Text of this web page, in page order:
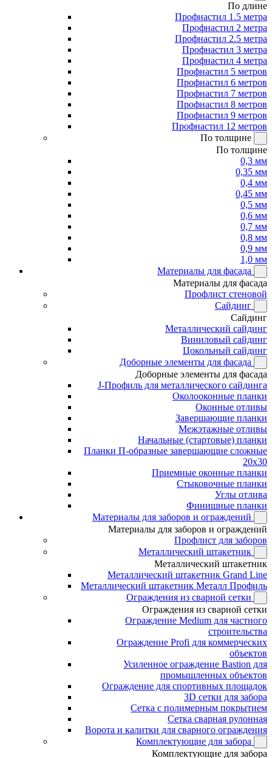
По длине
Профнастил 1.5 метра
Профнастил 2 метра
Профнастил 2.5 метра
Профнастил 3 метра
Профнастил 4 метра
Профнастил 5 метров
Профнастил 6 метров
Профнастил 7 метров
Профнастил 8 метров
Профнастил 9 метров
Профнастил 12 метров
По толщине
По толщине
0,3 мм
0,35 мм
0,4 мм
0,45 мм
0,5 мм
0,6 мм
0,7 мм
0,8 мм
0,9 мм
1,0 мм
Материалы для фасада
Материалы для фасада
Профлист стеновой
Сайдинг
Сайдинг
Металлический сайдинг
Виниловый сайдинг
Цокольный сайдинг
Доборные элементы для фасада
Доборные элементы для фасада
J-Профиль для металлического сайдинга
Околооконные планки
Оконные отливы
Завершающие планки
Межэтажные отливы
Начальные (стартовые) планки
Планки П-образные завершающие сложные
20x30
Приемные оконные планки
Стыковочные планки
Углы отлива
Финишные планки
Материалы для заборов и ограждений
Материалы для заборов и ограждений
Профлист для заборов
Металлический штакетник
Металлический штакетник
Металлический штакетник Grand Line
Металлический штакетник Металл Профиль
Ограждения из сварной сетки
Ограждения из сварной сетки
Ограждение Medium для частного
строительства
Ограждение Profi для коммерческих
объектов
Усиленное ограждение Bastion для
промышленных объектов
Ограждение для спортивных площадок
3D сетки для забора
Сетка с полимерным покрытием
Сетка сварная рулонная
Ворота и калитки для сварного ограждения
Комплектующие для забора
Комплектующие для забора